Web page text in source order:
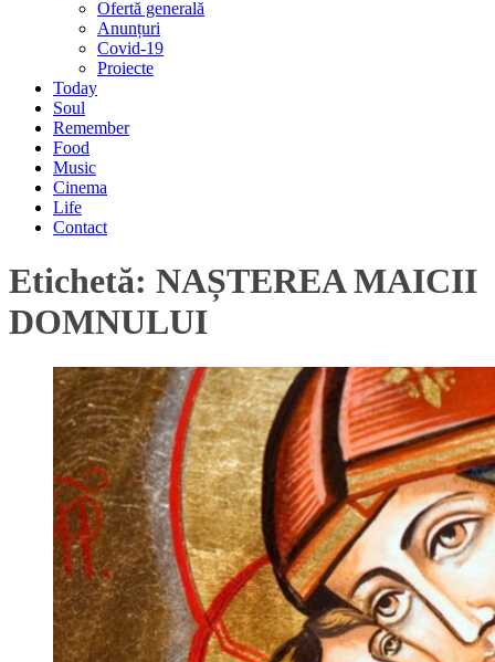
Ofertă generală
Anunțuri
Covid-19
Proiecte
Today
Soul
Remember
Food
Music
Cinema
Life
Contact
Etichetă: NAȘTEREA MAICII
DOMNULUI